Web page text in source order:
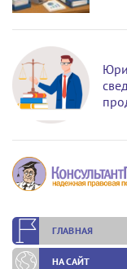
ГЛАВНАЯ
НА САЙТ